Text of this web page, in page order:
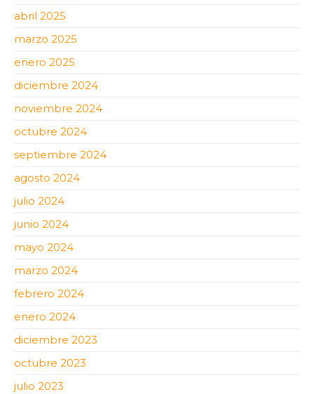
abril 2025
marzo 2025
enero 2025
diciembre 2024
noviembre 2024
octubre 2024
septiembre 2024
agosto 2024
julio 2024
junio 2024
mayo 2024
marzo 2024
febrero 2024
enero 2024
diciembre 2023
octubre 2023
julio 2023